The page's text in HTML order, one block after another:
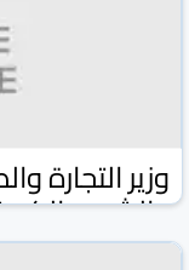
وزير التجارة
والشعب
وكالة كونا الكويتية